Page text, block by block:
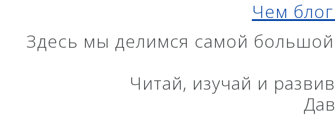
лазерного
сканирования
Аксессуары Агро САУ
Системы на грейдеры
Системы на бульдозеры
Чем
Здесь мы делимся самой
Читай, изучай и